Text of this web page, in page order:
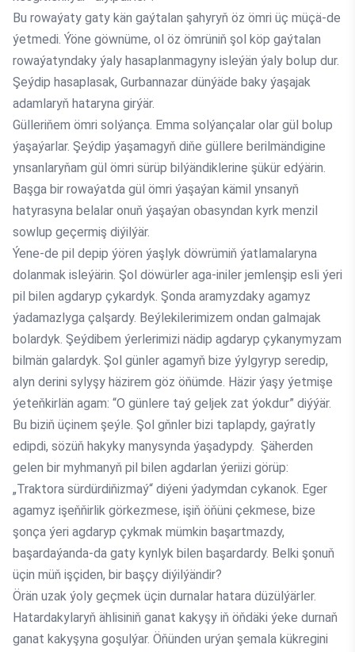
Bu rowaýaty gaty kän gaýtalan şahyryň öz ömri üç müçä-de
ýetmedi. Ýöne göwnüme, ol öz ömrüniň şol köp gaýtalan
rowaýatyndaky ýaly hasaplanmagyny isleýän ýaly bolup dur.
Şeýdip hasaplasak, Gurbannazar dünýäde baky ýaşajak
adamlaryň hataryna girýär.
Gülleriňem ömri solýança. Emma solýançalar olar gül bolup
ýaşaýarlar. Şeýdip ýaşamagyň diňe güllere berilmändigine
ynsanlaryňam gül ömri sürüp bilýändiklerine şükür edýärin.
Başga bir rowaýatda gül ömri ýaşaýan kämil ynsanyň
hatyrasyna belalar onuň ýaşaýan obasyndan kyrk menzil
sowlup geçermiş diýilýär.
Ýene-de pil depip ýören ýaşlyk döwrümiň ýatlamalaryna
dolanmak isleýärin. Şol döwürler aga-iniler jemlenşip esli ýeri
pil bilen agdaryp çykardyk. Şonda aramyzdaky agamyz
ýadamazlyga çalşardy. Beýlekilerimizem ondan galmajak
bolardyk. Şeýdibem ýerlerimizi nädip agdaryp çykanymyzam
bilmän galardyk. Şol günler agamyň bize ýylgyryp seredip,
alyn derini sylyşy häzirem göz öňümde. Häzir ýaşy ýetmişe
ýeteňkirlän agam: “O günlere taý geljek zat ýokdur” diýýär.
Bu biziň üçinem şeýle. Şol gňnler bizi taplapdy, gaýratly
edipdi, sözüň hakyky manysynda ýaşadypdy. Şäherden
gelen bir myhmanyň pil bilen agdarlan ýeriizi görüp:
„Traktora sürdürdiňizmaý“ diýeni ýadymdan cykanok. Eger
agamyz işeňňirlik görkezmese, işiň öňüni çekmese, bize
şonça ýeri agdaryp çykmak mümkin başartmazdy,
başardaýanda-da gaty kynlyk bilen başardardy. Belki şonuň
üçin müň işçiden, bir başçy diýilýändir?
Örän uzak ýoly geçmek üçin durnalar hatara düzülýärler.
Hatardakylaryň ählisiniň ganat kakyşy iň öňdäki ýeke durnaň
ganat kakyşyna goşulýar. Öňünden urýan şemala kükregini